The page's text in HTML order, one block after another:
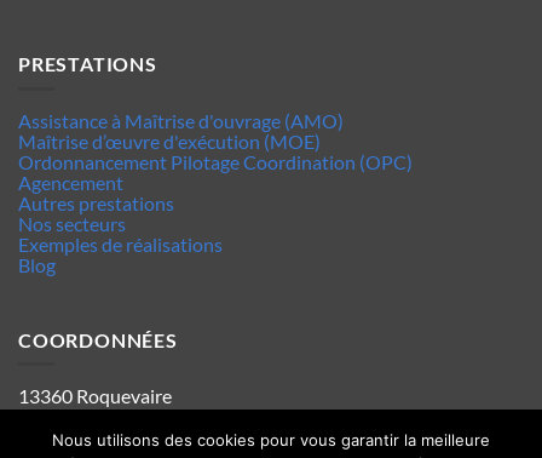
PRESTATIONS
Assistance à Maîtrise d'ouvrage (AMO)
Maîtrise d’œuvre d'exécution (MOE)
Ordonnancement Pilotage Coordination (OPC)
Agencement
Autres prestations
Nos secteurs
Exemples de réalisations
Blog
COORDONNÉES
13360 Roquevaire
Tel : 06.63.70.62.44
Mentions legales
Nous utilisons des cookies pour vous garantir la meilleure